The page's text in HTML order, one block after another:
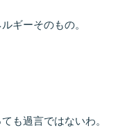
ギーそのもの。
も過言ではないわ。